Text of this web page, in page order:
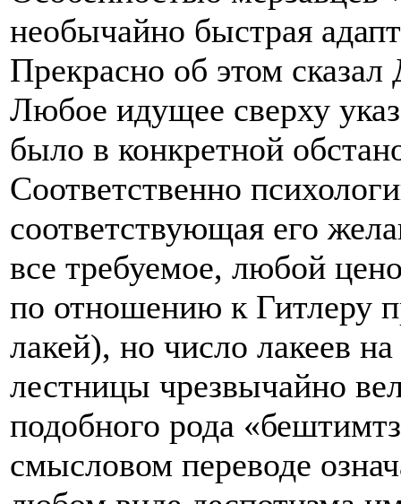
необычайно быстрая
Прекрасно об этом
Любое идущее сверху
было в конкретной
Соответственно
соответствующая его
все требуемое, любой
по отношению к Гитлеру
лакей), но число лакеев
лестницы чрезвычайно
подобного рода
смысловом переводе